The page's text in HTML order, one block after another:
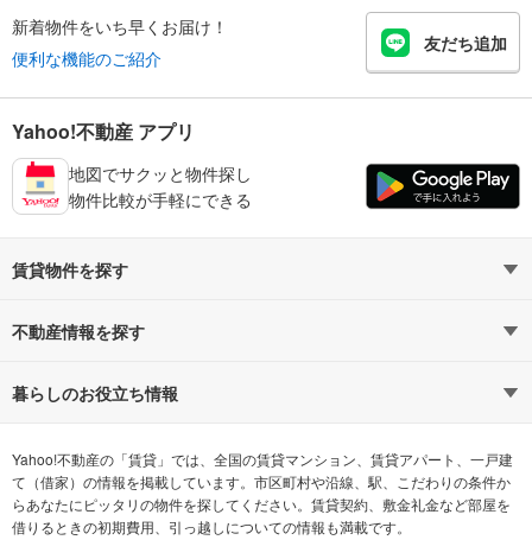
新着物件をいち早くお届け！
便利な機能のご紹介
友だち追加
Yahoo!不動産 アプリ
地図でサクッと物件探し
物件比較が手軽にできる
賃貸物件を探す
路線・駅から探す
通勤時間から探す
不動産会社から探す 希望の条件から探す
テーマから探す ランキングから探す
不動産情報を探す
不動産・住宅
新築マンション 中古マンション
新築一戸建て 中古一戸建て
暮らしのお役立ち情報
マンションカタログ 教えて！住まいの先生
Yahoo!不動産の「賃貸」では、全国の賃貸マンション、賃貸アパート、一戸建
て（借家）の情報を掲載しています。市区町村や沿線、駅、こだわりの条件か
らあなたにピッタリの物件を探してください。賃貸契約、敷金礼金など部屋を
借りるときの初期費用、引っ越しについての情報も満載です。